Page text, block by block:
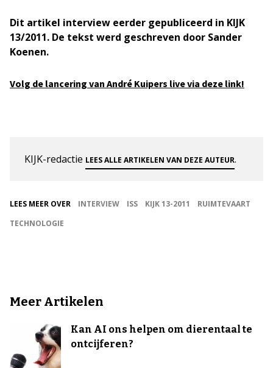
Dit artikel interview eerder gepubliceerd in KIJK
13/2011. De tekst werd geschreven door Sander
Koenen.
Volg de lancering van André Kuipers live via deze link!
KIJK-redactie LEES ALLE ARTIKELEN VAN DEZE AUTEUR.
LEES MEER OVER INTERVIEW ISS KIJK 13-2011
RUIMTEVAART
TECHNOLOGIE
Meer Artikelen
Kan AI ons helpen om dierentaal te
ontcijferen?